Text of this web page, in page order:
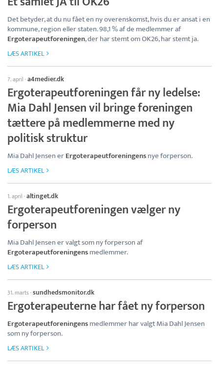
Det betyder, at du nu fået en ny overenskomst, hvis du er ansat i en
kommune, region eller staten. 98,1 % af de medlemmer af
Ergoterapeutforeningen, der har stemt om OK26, har stemt ja.
LÆS ARTIKEL
7. april ·a4medier.dk
Ergoterapeutforeningen får ny ledelse:
Mia Dahl Jensen vil bringe foreningen
tættere på medlemmerne med ny
politisk struktur
Mia Dahl Jensen erErgoterapeutforeningensnye forperson.
LÆS ARTIKEL
1. april ·altinget.dk
Ergoterapeutforeningen vælger ny
forperson
Mia Dahl Jensen er valgt som ny forperson af
Ergoterapeutforeningensmedlemmer.
LÆS ARTIKEL
31. marts·sundhedsmonitor.dk
Ergoterapeuterne har fået ny forperson
Ergoterapeutforeningensmedlemmer har valgt Mia Dahl Jensen
som ny forperson.
LÆS ARTIKEL